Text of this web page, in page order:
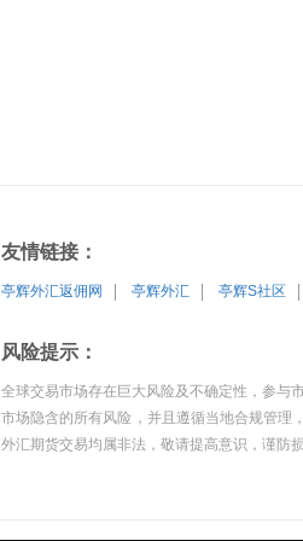
友情链接：
亭辉外汇返佣网 亭辉外汇 亭辉S社区
风险提示：
全球交易市场存在巨大风险及不确定性，参与
市场隐含的所有风险，并且遵循当地合规管理
外汇期货交易均属非法，敬请提高意识，谨防